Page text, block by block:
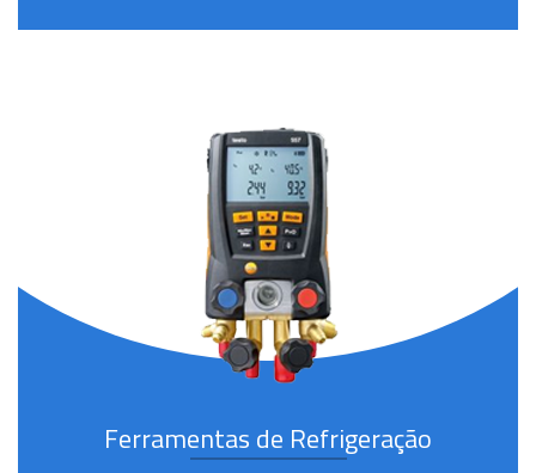
Ferramentas de Refrigeração